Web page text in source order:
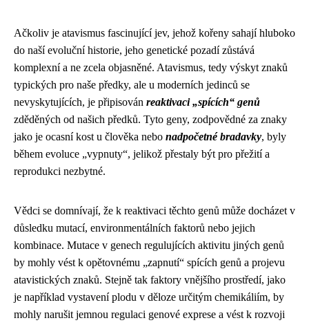
Ačkoliv je atavismus fascinující jev, jehož kořeny sahají hluboko
do naší evoluční historie, jeho genetické pozadí zůstává
komplexní a ne zcela objasněné. Atavismus, tedy výskyt znaků
typických pro naše předky, ale u moderních jedinců se
nevyskytujících, je připisován reaktivaci „spících“ genů
zděděných od našich předků. Tyto geny, zodpovědné za znaky
jako je ocasní kost u člověka nebo nadpočetné bradavky, byly
během evoluce „vypnuty“, jelikož přestaly být pro přežití a
reprodukci nezbytné.
Vědci se domnívají, že k reaktivaci těchto genů může docházet v
důsledku mutací, environmentálních faktorů nebo jejich
kombinace. Mutace v genech regulujících aktivitu jiných genů
by mohly vést k opětovnému „zapnutí“ spících genů a projevu
atavistických znaků. Stejně tak faktory vnějšího prostředí, jako
je například vystavení plodu v děloze určitým chemikáliím, by
mohly narušit jemnou regulaci genové exprese a vést k rozvoji